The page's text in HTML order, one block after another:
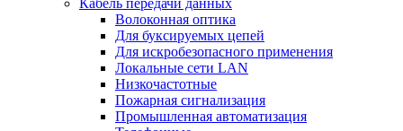
Кабель передачи данных
Волоконная оптика
Для буксируемых цепей
Для искробезопасного применения
Локальные сети LAN
Низкочастотные
Пожарная сигнализация
Промышленная автоматизация